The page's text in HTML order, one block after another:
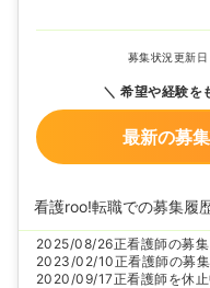
募集状況更新日
希望や経験を
最新の募
看護roo!転職での募集履
2025/08/26正看護師の募
2023/02/10正看護師の募
2020/09/17正看護師を休